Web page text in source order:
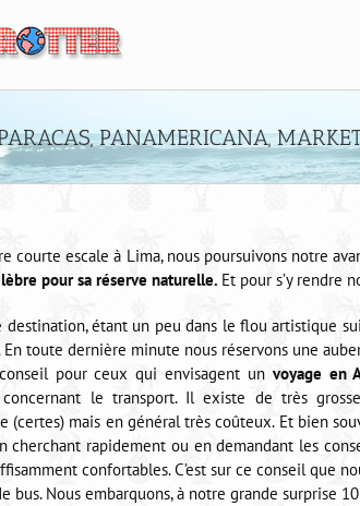
PANAMERICANA,
courte escale à Lima, nous poursuivons notre
pour sa réserve naturelle. Et pour s’y rendre
destination, étant un peu dans le flou artistique
En toute dernière minute nous réservons une
pour ceux qui envisagent un voyage en
concernant le transport. Il existe de très
(certes) mais en général très coûteux. Et bien
cherchant rapidement ou en demandant les
confortables. C’est sur ce conseil que
bus. Nous embarquons, à notre grande surprise